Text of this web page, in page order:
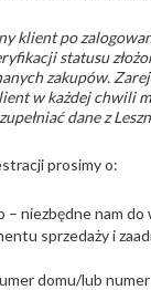
klient po
statusu
zakupów.
w każdej chwili
dane z
prosimy o:
– niezbędne nam
sprzedaży i
domu/lub